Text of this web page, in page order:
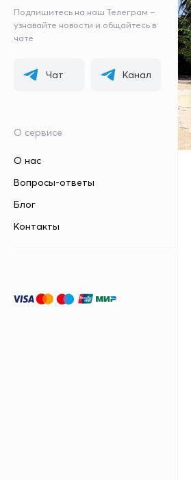
Подпишитесь на наш Телеграм –
узнавайте новости и общайтесь в
чате
Чат Канал
О сервисе
О нас
Вопросы-ответы
Блог
Контакты